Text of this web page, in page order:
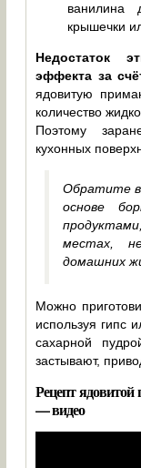
ванилина
крышечки
Недостаток
эффекта за
ядовитую
количество
Поэтому
кухонных
Обратите
основе
местах,
домашних
Можно
используя гипс
сахарной
застывают,
Рецепт
— видео